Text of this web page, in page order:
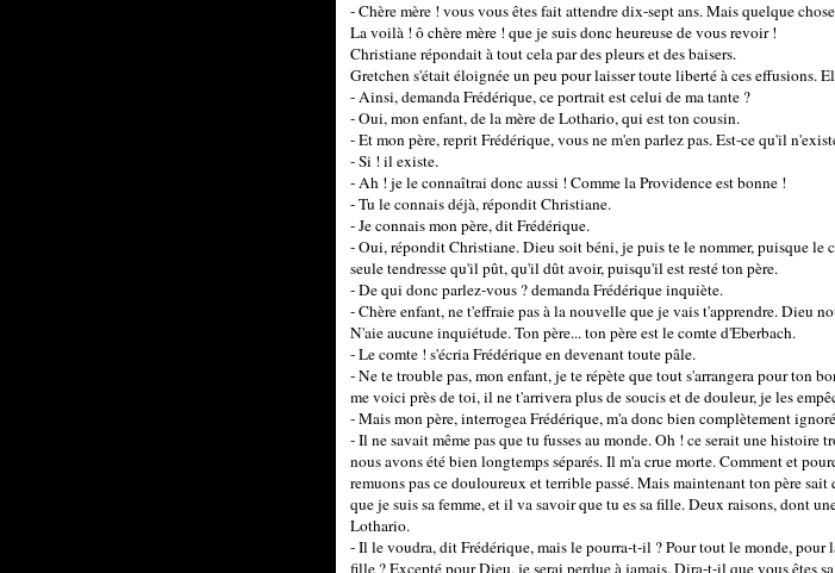
- Chère mère ! vous vous êtes fait attendre dix-sept ans. Mais quelque
La voilà ! ô chère mère ! que je suis donc heureuse de vous revoir !
Christiane répondait à tout cela par des pleurs et des baisers.
Gretchen s'était éloignée un peu pour laisser toute liberté à ces
- Ainsi, demanda Frédérique, ce portrait est celui de ma tante ?
- Oui, mon enfant, de la mère de Lothario, qui est ton cousin.
- Et mon père, reprit Frédérique, vous ne m'en parlez pas. Est-ce qu'il
- Si ! il existe.
- Ah ! je le connaîtrai donc aussi ! Comme la Providence est bonne !
- Tu le connais déjà, répondit Christiane.
- Je connais mon père, dit Frédérique.
- Oui, répondit Christiane. Dieu soit béni, je puis te le nommer, puisque
seule tendresse qu'il pût, qu'il dût avoir, puisqu'il est resté ton père.
- De qui donc parlez-vous ? demanda Frédérique inquiète.
- Chère enfant, ne t'effraie pas à la nouvelle que je vais t'apprendre. Dieu
N'aie aucune inquiétude. Ton père... ton père est le comte d'Eberbach.
- Le comte ! s'écria Frédérique en devenant toute pâle.
- Ne te trouble pas, mon enfant, je te répète que tout s'arrangera pour ton
me voici près de toi, il ne t'arrivera plus de soucis et de douleur, je les
- Mais mon père, interrogea Frédérique, m'a donc bien complètement
- Il ne savait même pas que tu fusses au monde. Oh ! ce serait une histoire
nous avons été bien longtemps séparés. Il m'a crue morte. Comment et
remuons pas ce douloureux et terrible passé. Mais maintenant ton père
que je suis sa femme, et il va savoir que tu es sa fille. Deux raisons, dont
Lothario.
- Il le voudra, dit Frédérique, mais le pourra-t-il ? Pour tout le monde,
fille ? Excepté pour Dieu, je serai perdue à jamais. Dira-t-il que vous êtes